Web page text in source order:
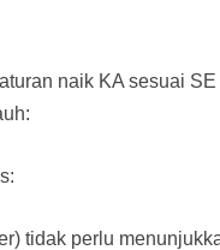
naik KA sesuai
tidak perlu